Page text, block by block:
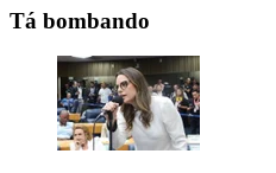
Tá bombando